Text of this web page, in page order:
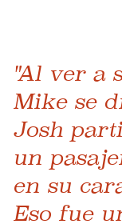
"Al ver a
Mike se
Josh
un
en su
Eso fue